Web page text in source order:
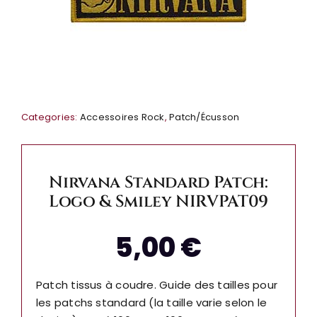
Categories: Accessoires Rock,Patch/Écusson
Nirvana Standard Patch:
Logo & Smiley NIRVPAT09
5,00€
Patch tissus à coudre. Guide des tailles pour
les patchs standard (la taille varie selon le